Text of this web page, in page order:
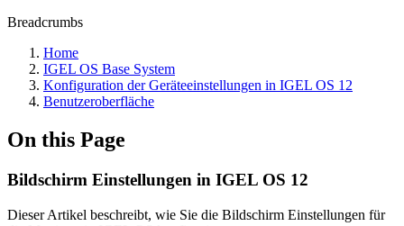
Breadcrumbs
Home
IGEL OS Base System
Konfiguration der Geräteeinstellungen in IGEL OS 12
Benutzeroberfläche
On this Page
Bildschirm Einstellungen in IGEL OS 12
Dieser Artikel beschreibt, wie Sie die Bildschirm Einstellungen für